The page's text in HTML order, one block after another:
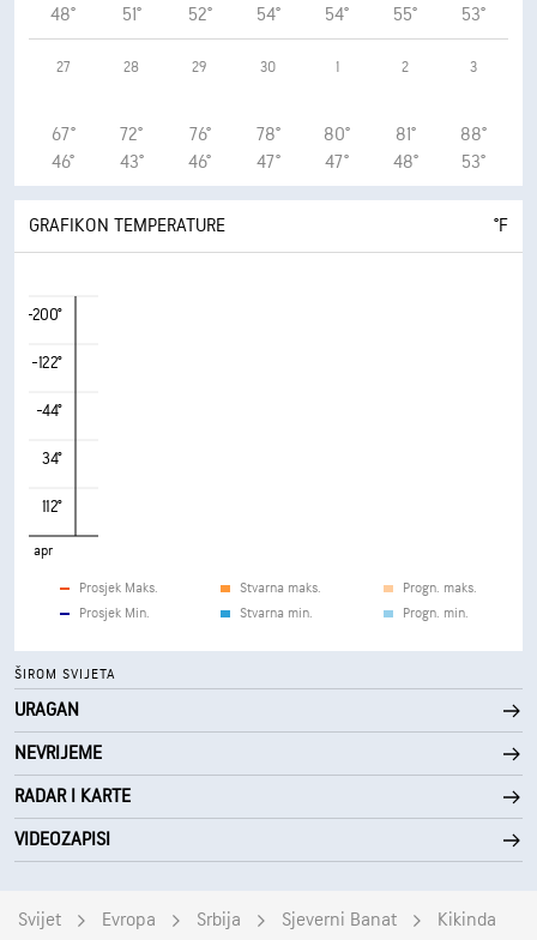
48°
51°
52°
54°
54°
55°
53°
27
67°
46°
28
72°
43°
29
76°
46°
30
78°
47°
1
80°
47°
2
81°
48°
3
88°
53°
GRAFIKON TEMPERATURE °F
-200°
-122°
-44°
34°
112°
apr
Prosjek Maks.
Prosjek Min.
Stvarna maks.
Stvarna min.
Progn. maks.
Progn. min.
ŠIROM SVIJETA
URAGAN
NEVRIJEME
RADAR I KARTE
VIDEOZAPISI
Svijet Evropa Srbija Sjeverni Banat Kikinda